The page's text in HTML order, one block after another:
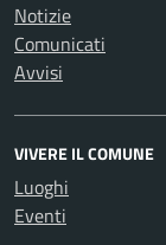
Notizie
Comunicati
Avvisi
VIVERE IL COMUNE
Luoghi
Eventi